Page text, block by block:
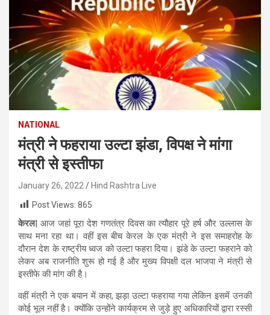
NATIONAL
मंत्री ने फहराया उल्टा झंडा, विपक्ष ने मांगा
मंत्री से इस्तीफा
January 26, 2022
Hind Rashtra Live
Post Views: 865
केरल| आज जहां पूरा देश गणतंत्र दिवस का त्यौहार पूरे हर्ष और उल्लास के
साथ मना रहा था। वहीं इस बीच केरल के एक मंत्री ने इस समाहरोह के
दौरान देश के राष्ट्रीय ध्वज को उल्टा फहरा दिया। झंडे के उल्टा फहराने को
लेकर अब राजनीति शुरू हो गई है और मुख्य विपक्षी दल भाजपा ने मंत्री से
इस्तीफे की मांग की है।
वहीं मंत्री ने एक बयान में कहा, झड़ा उल्टा फहराया गया लेकिन इसमें उनकी
कोई भूल नहीं है। क्योंकि उन्होंने कार्यक्रम से जुड़े हुए अधिकारियों द्वारा रस्सी